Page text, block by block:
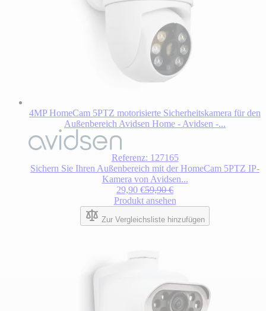
4MP HomeCam 5PTZ motorisierte Sicherheitskamera für den
Außenbereich Avidsen Home - Avidsen -...
Referenz: 127165
Sichern Sie Ihren Außenbereich mit der HomeCam 5PTZ IP-
Kamera von Avidsen...
Sonderpreis
29,90 € Regulärer Preis
59,90 €
Produkt ansehen
Zur Vergleichsliste hinzufügen